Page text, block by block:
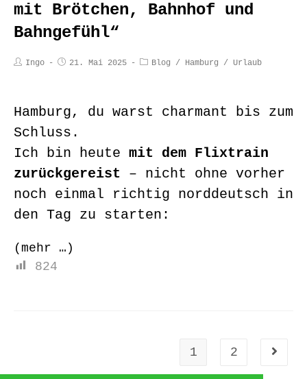
mit Brötchen, Bahnhof und
Bahngefühl“
Ingo 21. Mai 2025 Blog / Hamburg / Urlaub
Hamburg, du warst charmant bis zum
Schluss.
Ich bin heute mit dem Flixtrain
zurückgereist – nicht ohne vorher
noch einmal richtig norddeutsch in
den Tag zu starten:
(mehr …)
824
1 2